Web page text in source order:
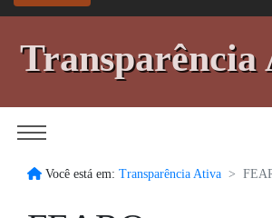
Transparência
Você está em: Transparência Ativa